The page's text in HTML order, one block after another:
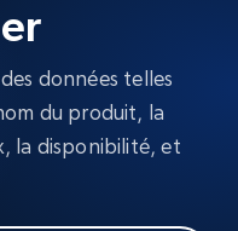
données telles
du produit, la
la disponibilité, et